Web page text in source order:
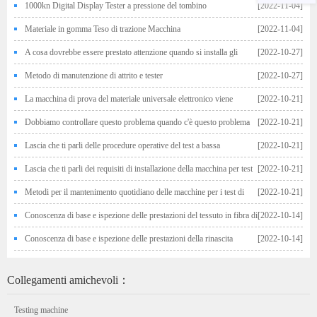
materiale metallico [2022-11-04]
1000kn Digital Display Tester a pressione del tombino
[2022-11-04]
Materiale in gomma Teso di trazione Macchina
[2022-10-27]
A cosa dovrebbe essere prestato attenzione quando si installa gli
apparecchi nella macchina di test di trazione [2022-10-27]
Metodo di manutenzione di attrito e tester
[2022-10-21]
La macchina di prova del materiale universale elettronico viene
utilizzata per i test di tensione del filo, qual è la rottura della mascella [2022-10-21]
Dobbiamo controllare questo problema quando c'è questo problema
con il tester di trazione in gomma [2022-10-21]
Lascia che ti parli delle procedure operative del test a bassa
temperatura del test di impatto [2022-10-21]
Lascia che ti parli dei requisiti di installazione della macchina per test
elettro-idraulica Servo Universal [2022-10-21]
Metodi per il mantenimento quotidiano delle macchine per i test di
fatica [2022-10-14]
Conoscenza di base e ispezione delle prestazioni del tessuto in fibra di
carbonio [2022-10-14]
Conoscenza di base e ispezione delle prestazioni della rinascita
Collegamenti amichevoli：
Testing machine